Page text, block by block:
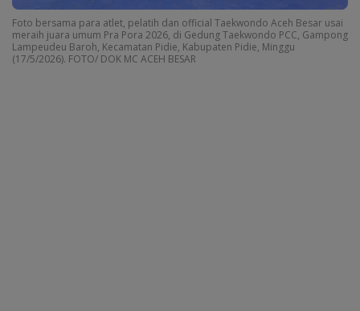
Foto bersama para atlet, pelatih dan official Taekwondo Aceh Besar usai
meraih juara umum Pra Pora 2026, di Gedung Taekwondo PCC, Gampong
Lampeudeu Baroh, Kecamatan Pidie, Kabupaten Pidie, Minggu
(17/5/2026). FOTO/ DOK MC ACEH BESAR